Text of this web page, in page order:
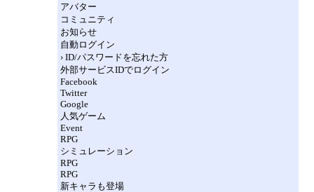
アバター
コミュニティ
お知らせ
自動ログイン
› ID/パスワードを忘れた方
外部サービスIDでログイン
Facebook
Twitter
Google
人気ゲーム
Event
RPG
シミュレーション
RPG
RPG
新キャラも登場